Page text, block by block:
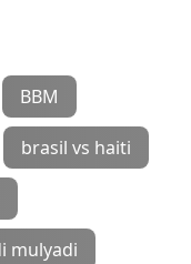
BBM
brasil vs haiti
mulyadi